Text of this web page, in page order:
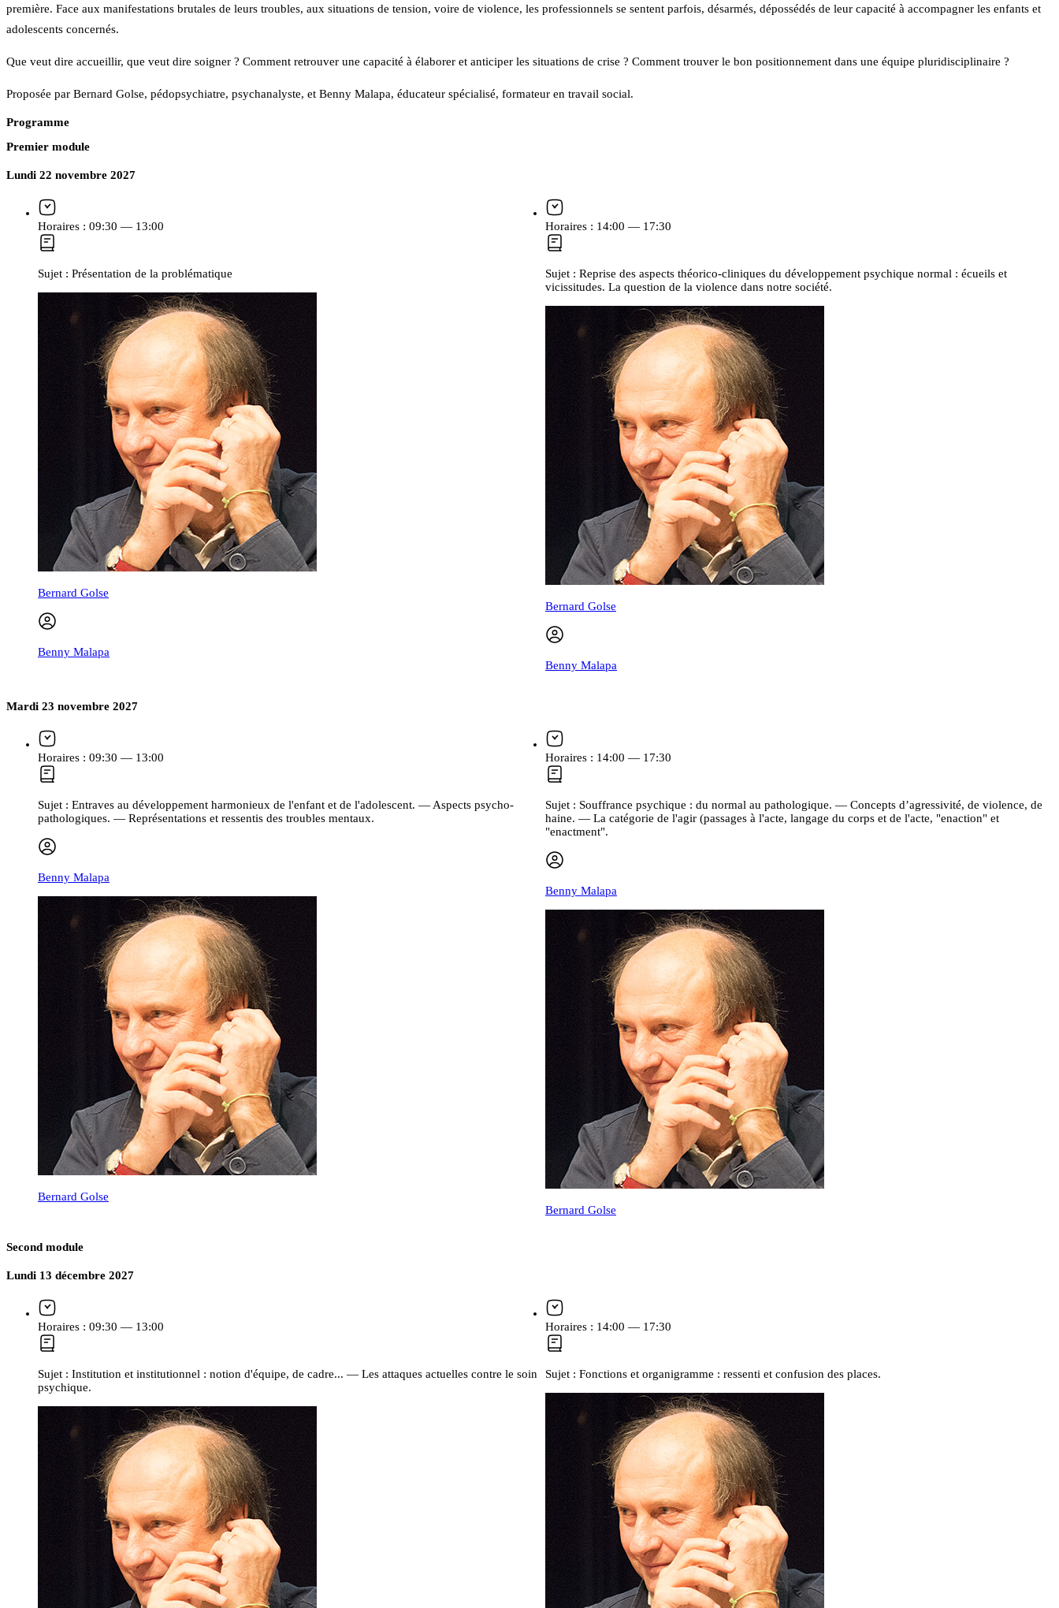
première. Face aux manifestations brutales de leurs troubles, aux situations de tension, voire de violence, les professionnels se sentent parfois, désarmés, dépossédés de leur capacité à accompagner les enfants et
adolescents concernés.
Que veut dire accueillir, que veut dire soigner ? Comment retrouver une capacité à élaborer et anticiper les situations de crise ? Comment trouver le bon positionnement dans une équipe pluridisciplinaire ?
Proposée par Bernard Golse, pédopsychiatre, psychanalyste, et Benny Malapa, éducateur spécialisé, formateur en travail social.
Programme
Premier module
Lundi 22 novembre 2027
Horaires : 09:30 — 13:00
Sujet : Présentation de la problématique
Bernard Golse
Benny Malapa
Horaires : 14:00 — 17:30
Sujet : Reprise des aspects théorico-cliniques du développement psychique normal : écueils et
vicissitudes. La question de la violence dans notre société.
Bernard Golse
Benny Malapa
Mardi 23 novembre 2027
Horaires : 09:30 — 13:00
Sujet : Entraves au développement harmonieux de l'enfant et de l'adolescent. — Aspects psycho-
pathologiques. — Représentations et ressentis des troubles mentaux.
Benny Malapa
Bernard Golse
Horaires : 14:00 — 17:30
Sujet : Souffrance psychique : du normal au pathologique. — Concepts d’agressivité, de violence, de
haine. — La catégorie de l'agir (passages à l'acte, langage du corps et de l'acte, "enaction" et
"enactment".
Benny Malapa
Bernard Golse
Second module
Lundi 13 décembre 2027
Horaires : 09:30 — 13:00
Sujet : Institution et institutionnel : notion d'équipe, de cadre... — Les attaques actuelles contre le soin
psychique.
Horaires : 14:00 — 17:30
Sujet : Fonctions et organigramme : ressenti et confusion des places.